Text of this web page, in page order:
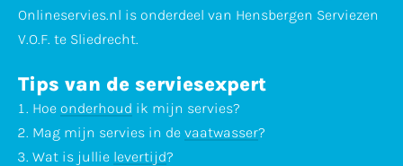
Onlineservies.nl is onderdeel van Hensbergen Serviezen
V.O.F. te Sliedrecht.
Tips van de serviesexpert
Hoe onderhoud ik mijn servies?
Mag mijn servies in de vaatwasser?
Wat is jullie levertijd?